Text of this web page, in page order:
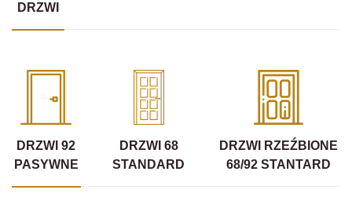
DRZWI
DRZWI 92
PASYWNE
DRZWI 68
STANDARD
DRZWI RZEŹBIONE
68/92 STANTARD